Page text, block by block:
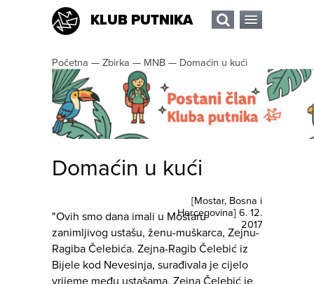
KLUB PUTNIKA
Početna — Zbirka — MNB — Domaćin u kući
Domaćin u kući
[Mostar, Bosna i
Hercegovina] 6. 12.
2017
"Ovih smo dana imali u Mostaru
zanimljivog ustašu, ženu-muškarca, Zejnu-
Ragiba Čelebića. Zejna-Ragib Čelebić iz
Bijele kod Nevesinja, surađivala je cijelo